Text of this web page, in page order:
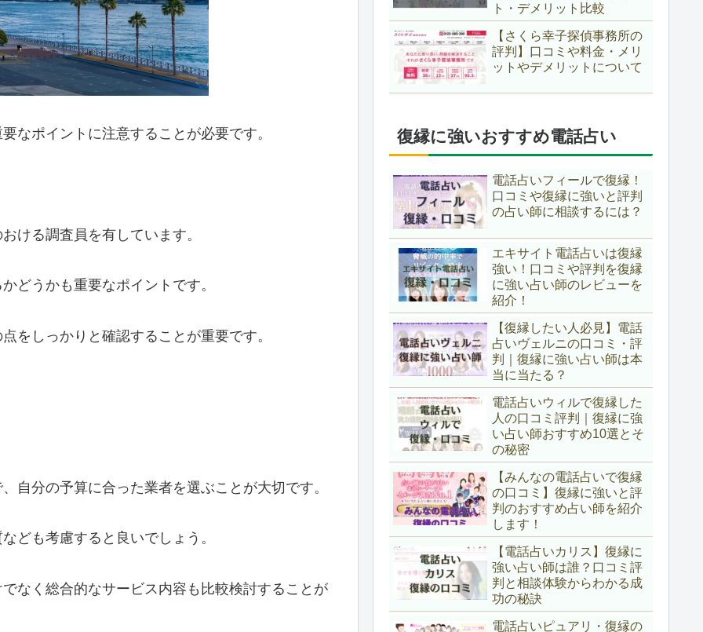
なポイントに注意することが必要です。
ける調査員を有しています。
どうかも重要なポイントです。
をしっかりと確認することが重要です。
自分の予算に合った業者を選ぶことが大切です。
ども考慮すると良いでしょう。
なく総合的なサービス内容も比較検討することが
ト・デメリット比較
【さくら幸子探偵事務所の
評判】口コミや料金・メリ
ットやデメリットについて
復縁に強いおすすめ電話占い
電話占いフィールで復縁！
口コミや復縁に強いと評判
の占い師に相談するには？
エキサイト電話占いは復縁
強い！口コミや評判を復縁
に強い占い師のレビューを
紹介！
【復縁したい人必見】電話
占いヴェルニの口コミ・評
判｜復縁に強い占い師は本
当に当たる？
電話占いウィルで復縁した
人の口コミ評判｜復縁に強
い占い師おすすめ10選とそ
の秘密
【みんなの電話占いで復縁
の口コミ】復縁に強いと評
判のおすすめ占い師を紹介
します！
【電話占いカリス】復縁に
強い占い師は誰？口コミ評
判と相談体験からわかる成
功の秘訣
電話占いピュアリ・復縁の